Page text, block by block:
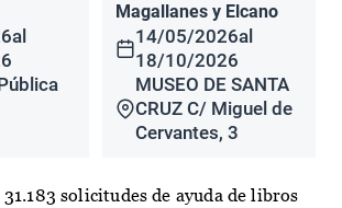
al
Magallanes y Elcano
14/05/2026al
18/10/2026
MUSEO DE SANTA
CRUZ C/ Miguel de
Cervantes, 3
solicitudes de ayuda de libros